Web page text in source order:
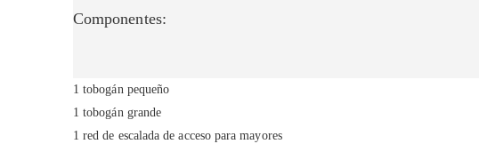
Componentes:
1 tobogán pequeño
1 tobogán grande
1 red de escalada de acceso para mayores